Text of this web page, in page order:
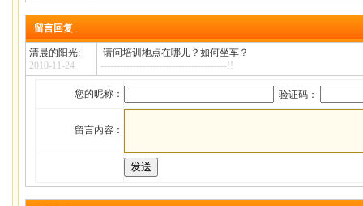
留言回复
清晨的阳光:
2010-11-24
请问培训地点在哪儿？如何坐车？
---------------------------------------!!
您的昵称： 验证码：
留言内容：